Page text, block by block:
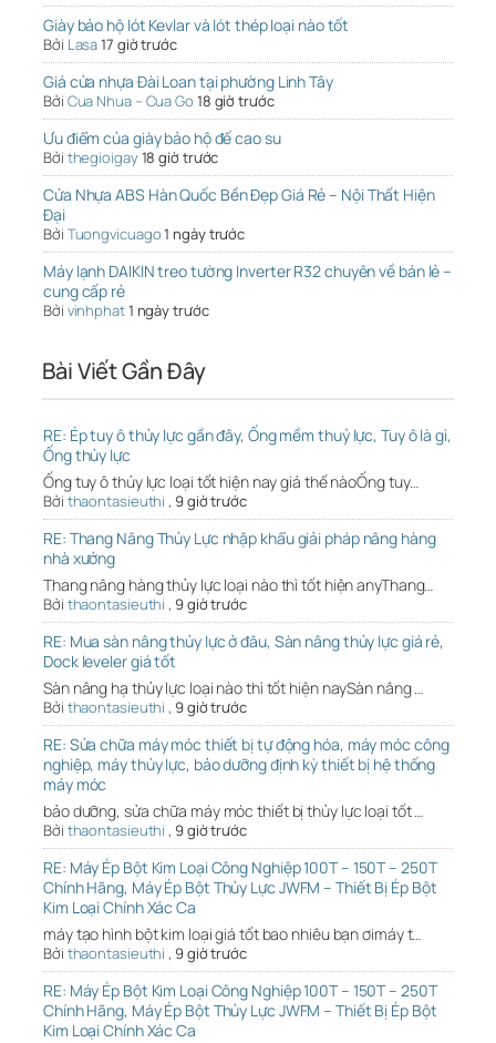
Giày bảo hộ lót Kevlar và lót thép loại nào tốt
Bởi Lasa17 giờ trước
Giá cửa nhựa Đài Loan tại phường Linh Tây
Bởi Cua Nhua – Cua Go 18 giờ trước
Ưu điểm của giày bảo hộ đế cao su
Bởi thegioigay18 giờ trước
Cửa Nhựa ABS Hàn Quốc Bền Đẹp Giá Rẻ – Nội Thất Hiện
Đại
Bởi Tuongvicuago1 ngày trước
Máy lạnh DAIKIN treo tường Inverter R32 chuyên về bán lẻ –
cung cấp rẻ
Bởi vinhphat1 ngày trước
Bài Viết Gần Đây
RE: Ép tuy ô thủy lực gần đây, Ống mềm thuỷ lực, Tuy ô là gì,
Ống thủy lực
Ống tuy ô thủy lực loại tốt hiện nay giá thế nàoỐng tuy…
Bởi thaontasieuthi , 9 giờ trước
RE: Thang Nâng Thủy Lực nhập khẩu giải pháp nâng hàng
nhà xưởng
Thang nâng hàng thủy lực loại nào thì tốt hiện anyThang…
Bởi thaontasieuthi , 9 giờ trước
RE: Mua sàn nâng thủy lực ở đâu, Sàn nâng thủy lực giá rẻ,
Dock leveler giá tốt
Sàn nâng hạ thủy lực loại nào thì tốt hiện naySàn nâng …
Bởi thaontasieuthi , 9 giờ trước
RE: Sửa chữa máy móc thiết bị tự động hóa, máy móc công
nghiệp, máy thủy lực, bảo dưỡng định kỳ thiết bị hệ thống
máy móc
bảo dưỡng, sửa chữa máy móc thiết bị thủy lực loại tốt …
Bởi thaontasieuthi , 9 giờ trước
RE: Máy Ép Bột Kim Loại Công Nghiệp 100T – 150T – 250T
Chính Hãng, Máy Ép Bột Thủy Lực JWFM – Thiết Bị Ép Bột
Kim Loại Chính Xác Ca
máy tạo hình bột kim loại giá tốt bao nhiêu bạn ơimáy t…
Bởi thaontasieuthi , 9 giờ trước
RE: Máy Ép Bột Kim Loại Công Nghiệp 100T – 150T – 250T
Chính Hãng, Máy Ép Bột Thủy Lực JWFM – Thiết Bị Ép Bột
Kim Loại Chính Xác Ca